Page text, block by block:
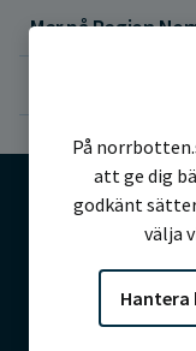
Mer på Region
På
att ge dig
godkänt sätter
välja
Hantera